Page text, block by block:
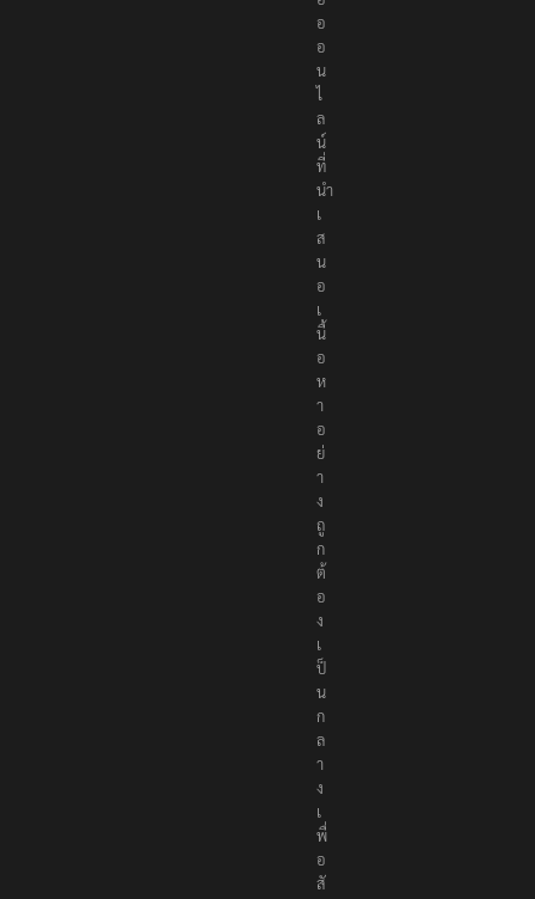
สื่
อ
อ
อ
น
ไ
ล
น์
ที่
นำ
เ
ส
น
อ
เ
นื้
อ
ห
า
อ
ย่
า
ง
ถู
ก
ต้
อ
ง
เ
ป็
น
ก
ล
า
ง
เ
พื่